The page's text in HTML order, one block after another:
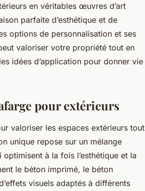
en véritables œuvres d’art
parfaite d’esthétique et de
options de personnalisation et ses
valoriser votre propriété tout en
idées d’application pour donner vie
pour extérieurs
valoriser les espaces extérieurs tout
unique repose sur un mélange
à la fois l’esthétique et la
le béton imprimé, le béton
visuels adaptés à différents